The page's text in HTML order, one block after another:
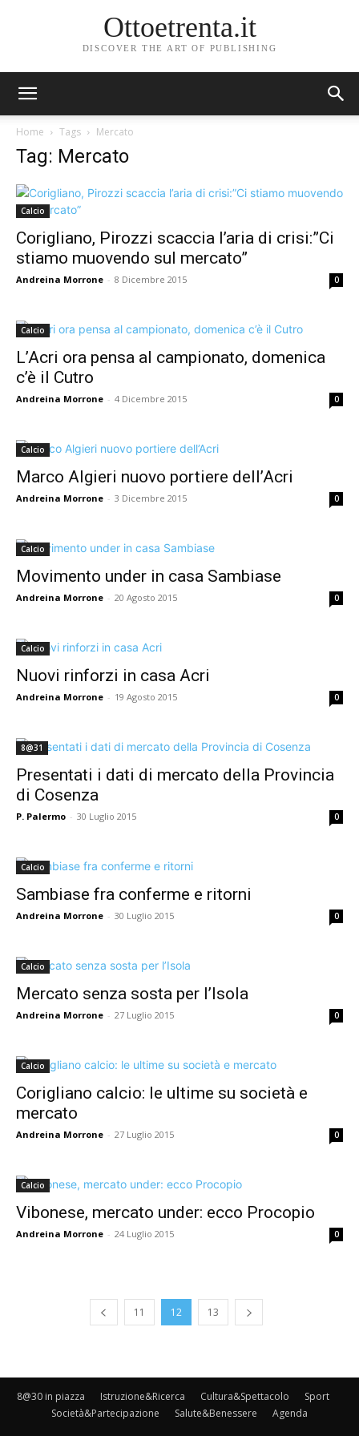
Ottoetrenta.it
DISCOVER THE ART OF PUBLISHING
Home Tags Mercato
Tag: Mercato
Calcio
Corigliano, Pirozzi scaccia l’aria di crisi:”Ci
stiamo muovendo sul mercato”
Andreina Morrone - 8 Dicembre 2015 0
Calcio
L’Acri ora pensa al campionato, domenica
c’è il Cutro
Andreina Morrone - 4 Dicembre 2015 0
Calcio
Marco Algieri nuovo portiere dell’Acri
Andreina Morrone - 3 Dicembre 2015 0
Calcio
Movimento under in casa Sambiase
Andreina Morrone - 20 Agosto 2015 0
Calcio
Nuovi rinforzi in casa Acri
Andreina Morrone - 19 Agosto 2015 0
8@31
Presentati i dati di mercato della Provincia
di Cosenza
P. Palermo - 30 Luglio 2015 0
Calcio
Sambiase fra conferme e ritorni
Andreina Morrone - 30 Luglio 2015 0
Calcio
Mercato senza sosta per l’Isola
Andreina Morrone - 27 Luglio 2015 0
Calcio
Corigliano calcio: le ultime su società e
mercato
Andreina Morrone - 27 Luglio 2015 0
Calcio
Vibonese, mercato under: ecco Procopio
Andreina Morrone - 24 Luglio 2015 0
11 12 13
8@30 in piazza Istruzione&Ricerca Cultura&Spettacolo
Sport
Società&Partecipazione
Salute&Benessere Agenda